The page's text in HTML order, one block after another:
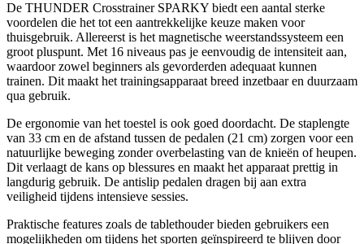
De THUNDER Crosstrainer SPARKY biedt een aantal sterke
voordelen die het tot een aantrekkelijke keuze maken voor
thuisgebruik. Allereerst is het magnetische weerstandssysteem een
groot pluspunt. Met 16 niveaus pas je eenvoudig de intensiteit aan,
waardoor zowel beginners als gevorderden adequaat kunnen
trainen. Dit maakt het trainingsapparaat breed inzetbaar en duurzaam
qua gebruik.
De ergonomie van het toestel is ook goed doordacht. De staplengte
van 33 cm en de afstand tussen de pedalen (21 cm) zorgen voor een
natuurlijke beweging zonder overbelasting van de knieën of heupen.
Dit verlaagt de kans op blessures en maakt het apparaat prettig in
langdurig gebruik. De antislip pedalen dragen bij aan extra
veiligheid tijdens intensieve sessies.
Praktische features zoals de tablethouder bieden gebruikers een
mogelijkheden om tijdens het sporten geïnspireerd te blijven door